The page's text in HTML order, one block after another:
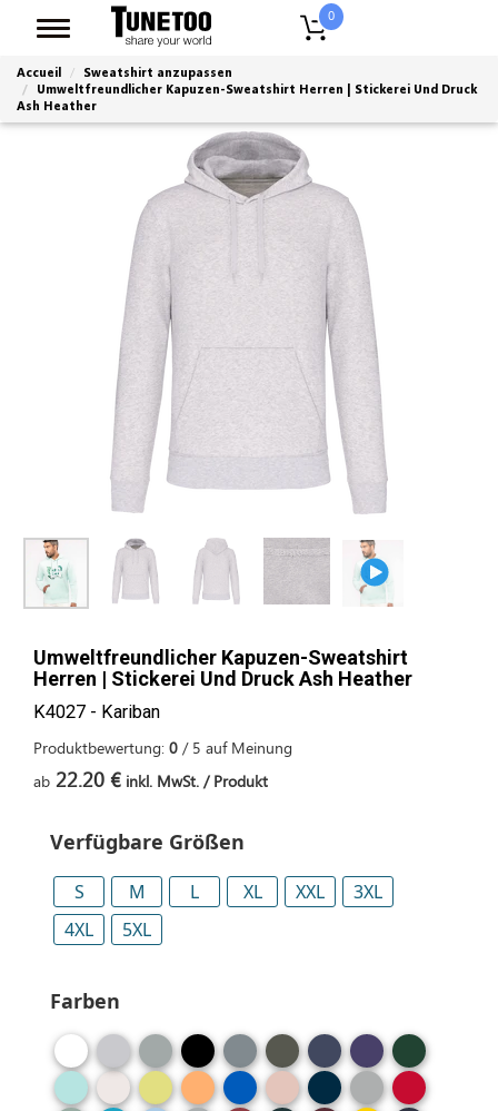
0
Accueil
Sweatshirt anzupassen
Umweltfreundlicher Kapuzen-Sweatshirt Herren | Stickerei Und Druck
Ash Heather
Umweltfreundlicher Kapuzen-Sweatshirt
Herren | Stickerei Und Druck Ash Heather
K4027 - Kariban
Produktbewertung: 0 / 5 auf Meinung
ab 22.20 € inkl. MwSt. / Produkt
Verfügbare Größen
S M L XL XXL
3XL
4XL
5XL
Farben